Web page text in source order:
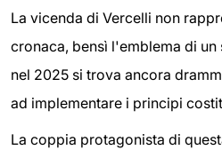
La vicenda di Vercelli non
cronaca, bensì l'emblema di
nel 2025 si trova ancora
ad implementare i principi
La coppia protagonista di